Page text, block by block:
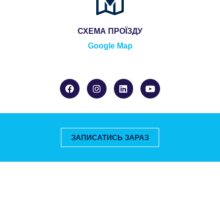
СХЕМА ПРОЇЗДУ
Google Map
ЗАПИСАТИСЬ ЗАРАЗ